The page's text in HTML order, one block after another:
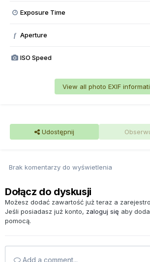
Exposure Time
f Aperture
ISO Speed
View all photo EXIF
Udostępnij
Brak komentarzy do wyświetlenia
Dołącz do dyskusji
Możesz dodać zawartość już teraz a
Jeśli posiadasz już konto, zaloguj się aby
pomocą.
Add a comment...